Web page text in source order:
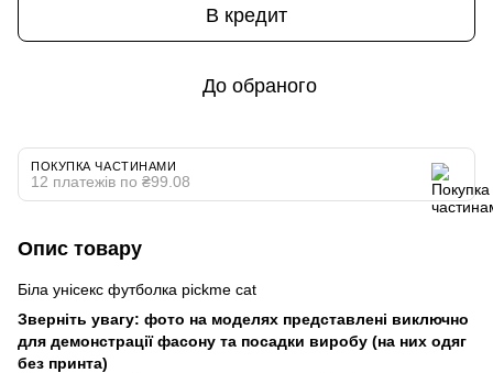
В кредит
До обраного
ПОКУПКА ЧАСТИНАМИ
12 платежів по ₴99.08
Опис товару
Біла унісекс футболка pickme cat
Зверніть увагу: фото на моделях представлені виключно
для демонстрації фасону та посадки виробу (на них одяг
без принта)